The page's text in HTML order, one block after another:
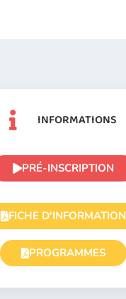
INFORMATIONS
PRÉ-INSCRIPTION
FICHE D'INFORMATION
PROGRAMMES